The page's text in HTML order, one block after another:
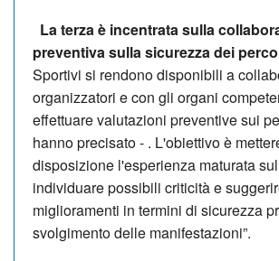
La terza è incentrata sulla
preventiva sulla sicurezza dei
Sportivi si rendono disponibili a
organizzatori e con gli organi
effettuare valutazioni preventive sui
hanno precisato - . L'obiettivo è
disposizione l'esperienza maturata
individuare possibili criticità e
miglioramenti in termini di sicurezza
svolgimento delle manifestazioni”.